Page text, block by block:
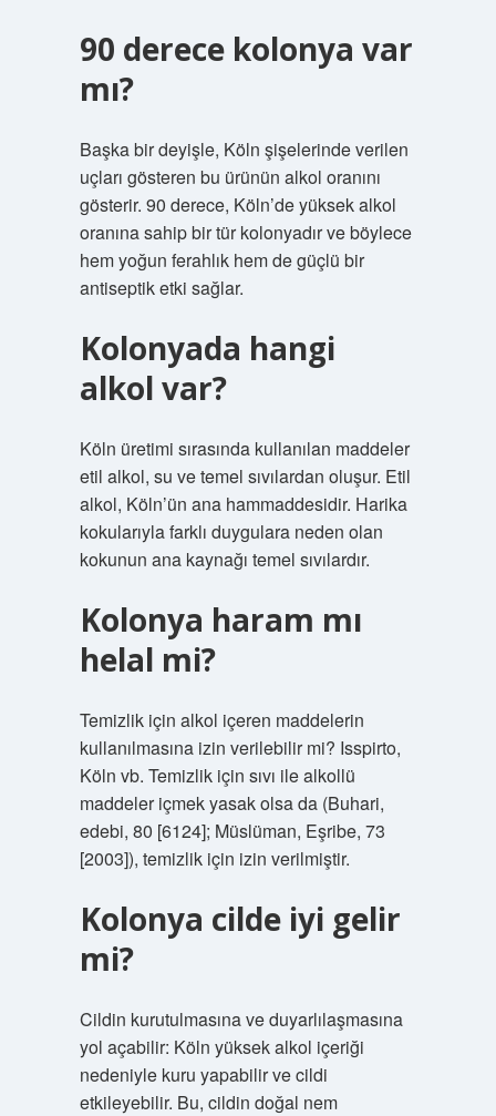
90 derece kolonya var
mı?
Başka bir deyişle, Köln şişelerinde verilen
uçları gösteren bu ürünün alkol oranını
gösterir. 90 derece, Köln’de yüksek alkol
oranına sahip bir tür kolonyadır ve böylece
hem yoğun ferahlık hem de güçlü bir
antiseptik etki sağlar.
Kolonyada hangi
alkol var?
Köln üretimi sırasında kullanılan maddeler
etil alkol, su ve temel sıvılardan oluşur. Etil
alkol, Köln’ün ana hammaddesidir. Harika
kokularıyla farklı duygulara neden olan
kokunun ana kaynağı temel sıvılardır.
Kolonya haram mı
helal mi?
Temizlik için alkol içeren maddelerin
kullanılmasına izin verilebilir mi? Isspirto,
Köln vb. Temizlik için sıvı ile alkollü
maddeler içmek yasak olsa da (Buhari,
edebi, 80 [6124]; Müslüman, Eşribe, 73
[2003]), temizlik için izin verilmiştir.
Kolonya cilde iyi gelir
mi?
Cildin kurutulmasına ve duyarlılaşmasına
yol açabilir: Köln yüksek alkol içeriği
nedeniyle kuru yapabilir ve cildi
etkileyebilir. Bu, cildin doğal nem